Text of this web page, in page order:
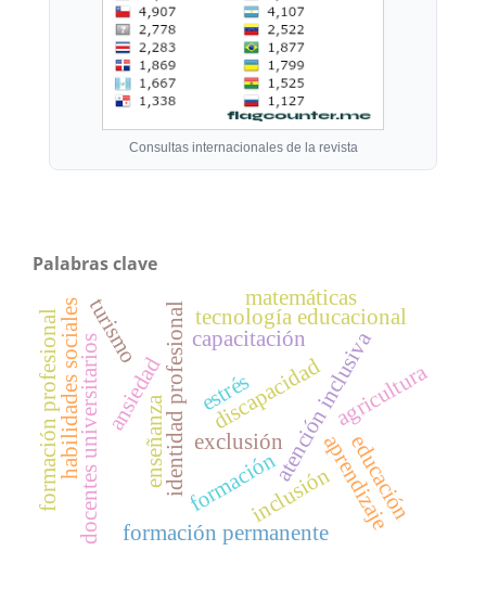
Consultas internacionales de la revista
Palabras clave
formaciónatención inclusiva
identidad profesional
enseñanza aprendizaje
inclusión
exclusión
discapacidad
capacitación
tecnología educacional
estrés
ansiedad
docentes universitarios formación permanente
agricultura
turismo
habilidades sociales
formación profesional educación
matemáticas